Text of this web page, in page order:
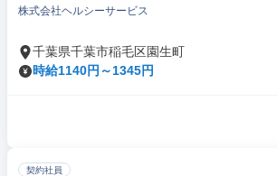
株式会社ヘルシーサービス
千葉県千葉市稲毛区園生町
時給1140円～1345円
契約社員